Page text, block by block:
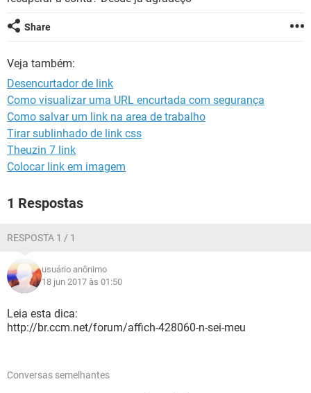
GUIA DE COMPRAS
Share
Veja também:
Desencurtador de link
Como visualizar uma URL encurtada com segurança
Como salvar um link na area de trabalho
Tirar sublinhado de link css
Theuzin 7 link
Colocar link em imagem
1 Respostas
RESPOSTA 1 / 1
usuário anônimo
18 jun 2017 às 01:50
Leia esta dica:
http://br.ccm.net/forum/affich-428060-n-sei-meu
Conversas semelhantes